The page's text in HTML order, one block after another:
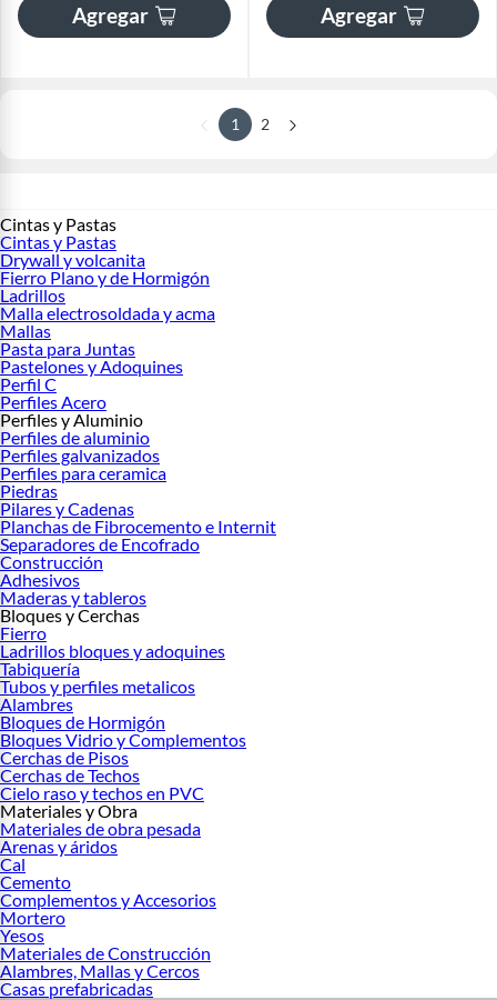
Agregar Agregar
1 2
Cintas y Pastas
Cintas y Pastas
Drywall y volcanita
Fierro Plano y de Hormigón
Ladrillos
Malla electrosoldada y acma
Mallas
Pasta para Juntas
Pastelones y Adoquines
Perfil C
Perfiles Acero
Perfiles y Aluminio
Perfiles de aluminio
Perfiles galvanizados
Perfiles para ceramica
Piedras
Pilares y Cadenas
Planchas de Fibrocemento e Internit
Separadores de Encofrado
Construcción
Adhesivos
Maderas y tableros
Bloques y Cerchas
Fierro
Ladrillos bloques y adoquines
Tabiquería
Tubos y perfiles metalicos
Alambres
Bloques de Hormigón
Bloques Vidrio y Complementos
Cerchas de Pisos
Cerchas de Techos
Cielo raso y techos en PVC
Materiales y Obra
Materiales de obra pesada
Arenas y áridos
Cal
Cemento
Complementos y Accesorios
Mortero
Yesos
Materiales de Construcción
Alambres, Mallas y Cercos
Casas prefabricadas